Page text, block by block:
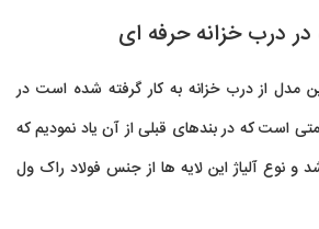
در درب خزانه حرفه ای
مدل از درب خزانه به کار گرفته شده است در
است که در بندهای قبلی از آن یاد نمودیم که
می باشد و نوع آلیاژ این لایه ها از جنس فولاد راک ول